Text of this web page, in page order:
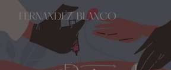
to
content